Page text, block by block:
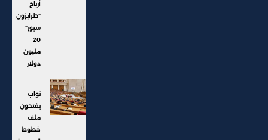
أرباح
"طرابزون
سبور"
20
مليون
دولار
نواب
يفتحون
ملف
خطوط